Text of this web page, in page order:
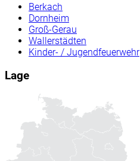
Berkach
Dornheim
Groß-Gerau
Wallerstädten
Kinder- / Jugendfeuerwehr
Lage